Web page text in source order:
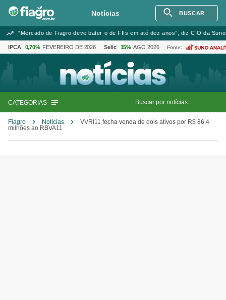
Notícias BUSCAR
“Mercado de Fiagro deve bater o de FIIs em até dez anos”, diz CIO da
IPCA 0,70% FEVEREIRO DE 2026 Selic 15% AGO 2026 Fonte:
CATEGORIAS
Fiagro Notícias
VVRI11 fecha venda de dois ativos por R$ 86,4
milhões ao RBVA11